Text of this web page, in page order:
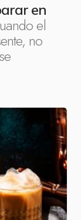
en
el
no